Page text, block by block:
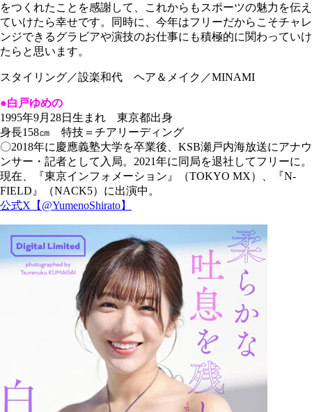
をつくれたことを感謝して、これからもスポーツの魅力を伝え
ていけたら幸せです。同時に、今年はフリーだからこそチャレ
ンジできるグラビアや演技のお仕事にも積極的に関わっていけ
たらと思います。
スタイリング／設楽和代 ヘア＆メイク／MINAMI
●白戸ゆめの
1995年9月28日生まれ 東京都出身
身長158㎝ 特技＝チアリーディング
〇2018年に慶應義塾大学を卒業後、KSB瀬戸内海放送にアナウ
ンサー・記者として入局。2021年に同局を退社してフリーに。
現在、『東京インフォメーション』（TOKYO MX）、『N-
FIELD』（NACK5）に出演中。
公式X【@YumenoShirato】